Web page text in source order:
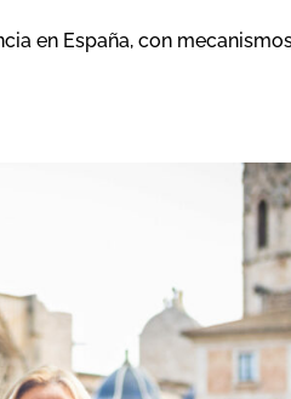
en España, con